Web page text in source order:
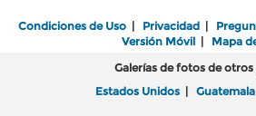
Condiciones de Uso | Privacidad |
Versión Móvil| Mapa
Galerías de fotos de otros
Estados Unidos | Guatemala